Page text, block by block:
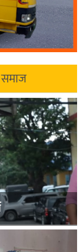
समाज